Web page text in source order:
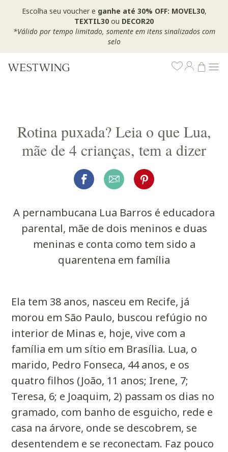
Escolha seu voucher e ganhe até 30% OFF: MOVEL30,
TEXTIL30 ou DECOR20
*Válido por tempo limitado, somente em itens sinalizados com
selo
Rotina puxada? Leia o que Lua,
mãe de 4 crianças, tem a dizer
A pernambucana Lua Barros é educadora
parental, mãe de dois meninos e duas
meninas e conta como tem sido a
quarentena em família
Ela tem 38 anos, nasceu em Recife, já
morou em São Paulo, buscou refúgio no
interior de Minas e, hoje, vive com a
família em um sítio em Brasília. Lua, o
marido, Pedro Fonseca, 44 anos, e os
quatro filhos (João, 11 anos; Irene, 7;
Teresa, 6; e Joaquim, 2) passam os dias no
gramado, com banho de esguicho, rede e
casa na árvore, onde se descobrem, se
desentendem e se reconectam. Faz pouco